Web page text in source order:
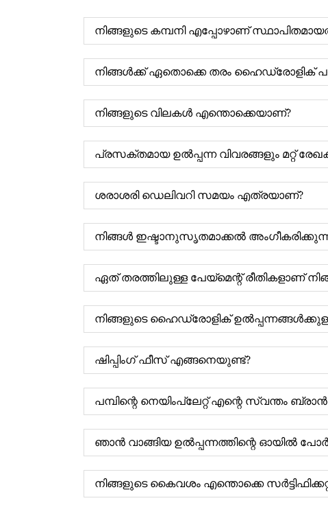
നിങ്ങളുടെ കമ്പനി എപ്പോഴാണ്
നിങ്ങൾക്ക് ഏതൊക്കെ തരം ഹൈഡ്രോളിക്
നിങ്ങളുടെ വിലകൾ എന്തൊക്കെയാണ്?
പ്രസക്തമായ ഉൽപ്പന്ന വിവരങ്ങളും മറ്റ്
ശരാശരി ഡെലിവറി സമയം എത്രയാണ്?
നിങ്ങൾ ഇഷ്ടാനുസൃതമാക്കൽ
ഏത് തരത്തിലുള്ള പേയ്‌മെന്റ് രീതികളാണ്
നിങ്ങളുടെ ഹൈഡ്രോളിക്
ഷിപ്പിംഗ് ഫീസ് എങ്ങനെയുണ്ട്?
പമ്പിന്റെ നെയിംപ്ലേറ്റ് എന്റെ സ്വന്തം
ഞാൻ വാങ്ങിയ ഉൽപ്പന്നത്തിന്റെ ഓയിൽ
നിങ്ങളുടെ കൈവശം എന്തൊക്കെ